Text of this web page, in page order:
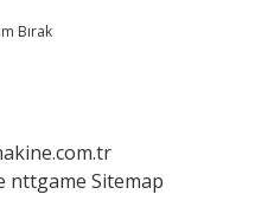
Bırak
nttgame Sitemap